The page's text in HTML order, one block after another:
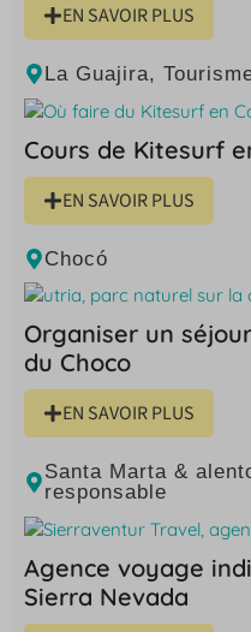
EN SAVOIR PLUS
La Guajira,
Cours de Kitesurf
EN SAVOIR PLUS
Chocó
Organiser un
du Choco
EN SAVOIR PLUS
Santa Marta &
responsable
Agence voyage
Sierra Nevada